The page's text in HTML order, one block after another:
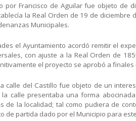
por Francisco de Aguilar fue objeto de
la Real Orden de 19 de
Municipales.
el Ayuntamiento acordó remitir el
con ajuste a la Real Orden de
el proyecto se aprobó a finales
calle del Castillo fue objeto de un
la calle presentaba una forma
de la localidad; tal como pudiera de
de partida dado por el Municipio para